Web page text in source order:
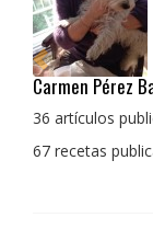
Pedro Manuel
La cocina para
con un toque